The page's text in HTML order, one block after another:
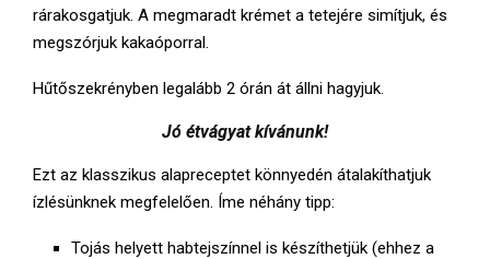
rárakosgatjuk. A megmaradt krémet a tetejére simítjuk, és
megszórjuk kakaóporral.
Hűtőszekrényben legalább 2 órán át állni hagyjuk.
Jó étvágyat kívánunk!
Ezt az klasszikus alapreceptet könnyedén átalakíthatjuk
ízlésünknek megfelelően. Íme néhány tipp:
Tojás helyett habtejszínnel is készíthetjük (ehhez a